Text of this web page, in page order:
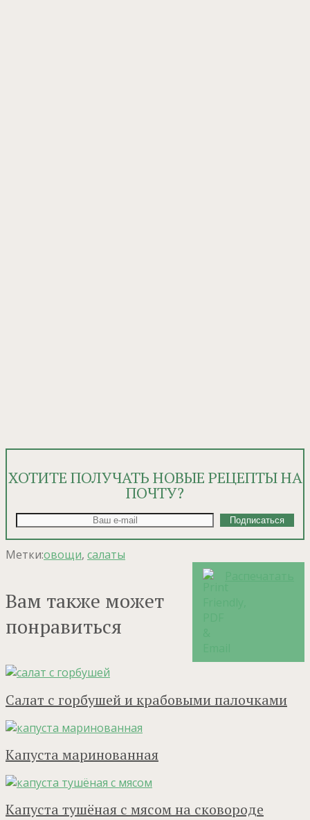
ХОТИТЕ ПОЛУЧАТЬ НОВЫЕ РЕЦЕПТЫ НА
ПОЧТУ?
Метки:овощи, салаты
Вам также может
понравиться
Салат с горбушей и крабовыми палочками
Капуста маринованная
Капуста тушёная с мясом на сковороде